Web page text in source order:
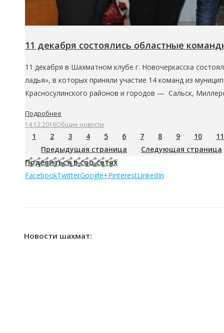
11 декабря состоялись областные
11 декабря в Шахматном клубе г. Новочеркасска
ладья», в которых приняли участие 14 команд из
Красносулинского районов и городов — Сальск,
Подробнее
14.12.2016Общие новости
1 2 3 4 5 6 7 8 9 10
11
Предыдущая страница
Следующая страница
Поделиться в соц.сетях
FacebookTwitterGoogle+PinterestLinkedIn
Новости шахмат: